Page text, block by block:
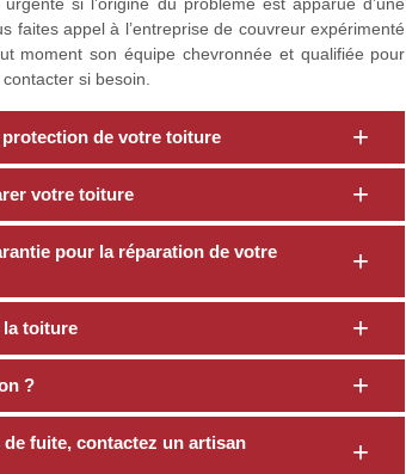
faites appel à l’entreprise de couvreur expérimenté
moment son équipe chevronnée et qualifiée pour
si besoin.
protection de votre toiture
votre toiture
pour la réparation de votre
la toiture
?
fuite, contactez un artisan